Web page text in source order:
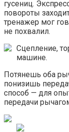
гусениц.
повороты
тренажер мог
не похвалил.
Сцепление,
машине.
Потянешь оба
понизишь
способ — для
передачи